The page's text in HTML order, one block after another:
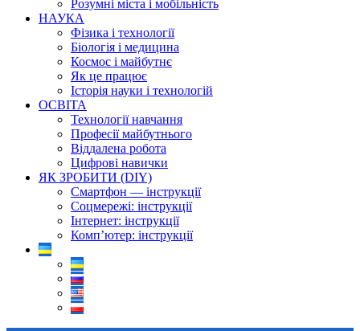
Розумні міста і мобільність
НАУКА
Фізика і технології
Біологія і медицина
Космос і майбутнє
Як це працює
Історія науки і технологій
ОСВІТА
Технології навчання
Професії майбутнього
Віддалена робота
Цифрові навички
ЯК ЗРОБИТИ (DIY)
Смартфон — інструкції
Соцмережі: інструкції
Інтернет: інструкції
Комп’ютер: інструкції